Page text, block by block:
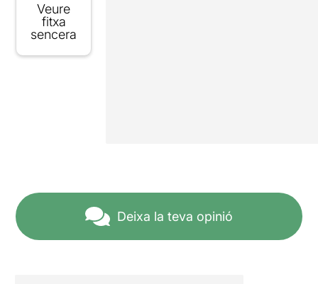
Veure
fitxa
sencera
Deixa la teva opinió